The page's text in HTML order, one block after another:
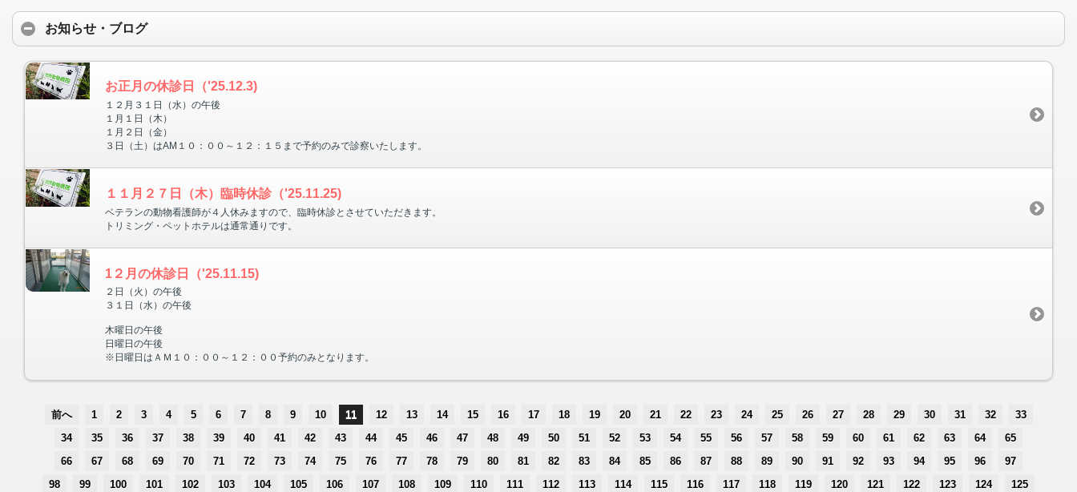
お知らせ・ブログ
お正月の休診日（'25.12.3)
１２月３１日（水）の午後
１月１日（木）
１月２日（金）
３日（土）はAM１０：００～１２：１５まで予約のみで診察いたします。
１１月２７日（木）臨時休診（'25.11.25)
ベテランの動物看護師が４人休みますので、臨時休診とさせていただきます。
トリミング・ペットホテルは通常通りです。
1２月の休診日（'25.11.15)
２日（火）の午後
３１日（水）の午後
木曜日の午後
日曜日の午後
※日曜日はＡＭ１０：００～１２：００予約のみとなります。
前へ 1 2 3 4 5 6 7 8 9 10 11 12 13 14 15 16 17 18 19 20 21 22 23 24 25 26 27 28 29 30 31 32
33
34
35 36 37 38 39 40 41 42 43 44 45 46 47 48 49 50 51 52 53 54 55 56 57 58 59 60 61 62 63 64
65
66
67 68 69 70 71 72 73 74 75 76 77 78 79 80 81 82 83 84 85 86 87 88 89 90 91 92 93 94 95 96
97
98
99 100 101 102 103 104 105 106 107 108 109 110 111 112 113 114 115 116 117 118 119 120 121 122 123 124 125